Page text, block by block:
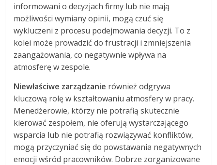
informowani o decyzjach firmy lub nie mają
możliwości wymiany opinii, mogą czuć się
wykluczeni z procesu podejmowania decyzji. To z
kolei może prowadzić do frustracji i zmniejszenia
zaangażowania, co negatywnie wpływa na
atmosferę w zespole.
Niewłaściwe zarządzanie również odgrywa
kluczową rolę w kształtowaniu atmosfery w pracy.
Menedżerowie, którzy nie potrafią skutecznie
kierować zespołem, nie oferują wystarczającego
wsparcia lub nie potrafią rozwiązywać konfliktów,
mogą przyczyniać się do powstawania negatywnych
emocji wśród pracowników. Dobrze zorganizowane